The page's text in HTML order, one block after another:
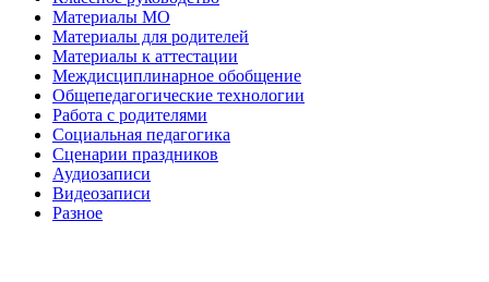
Материалы МО
Материалы для родителей
Материалы к аттестации
Междисциплинарное обобщение
Общепедагогические технологии
Работа с родителями
Социальная педагогика
Сценарии праздников
Аудиозаписи
Видеозаписи
Разное